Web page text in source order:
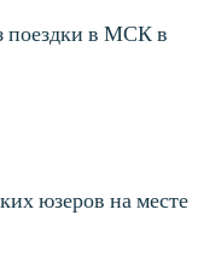
поездки в МСК в
юзеров на месте